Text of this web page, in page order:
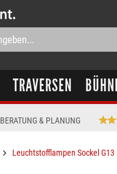
TRAVERSEN
BERATUNG & PLANUNG
Leuchtstofflampen Sockel G13